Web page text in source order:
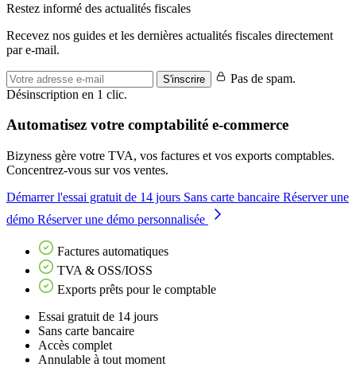
Restez informé des actualités fiscales
Recevez nos guides et les dernières actualités fiscales directement
par e-mail.
S'inscrire
Pas de spam.
Désinscription en 1 clic.
Automatisez votre comptabilité e-commerce
Bizyness gère votre TVA, vos factures et vos exports comptables.
Concentrez-vous sur vos ventes.
Démarrer l'essai gratuit de 14 jours Sans carte bancaire Réserver une
démo Réserver une démo personnalisée
Factures automatiques
TVA & OSS/IOSS
Exports prêts pour le comptable
Essai gratuit de 14 jours
Sans carte bancaire
Accès complet
Annulable à tout moment